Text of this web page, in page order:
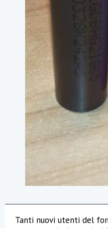
Tanti nuovi utenti del